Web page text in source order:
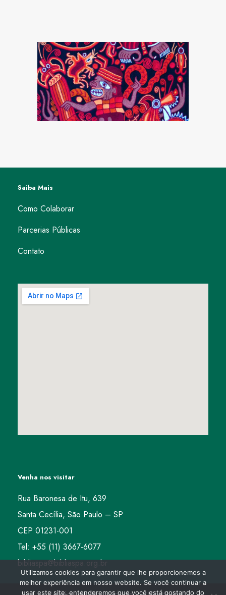
Saiba Mais
Como Colaborar
Parcerias Públicas
Contato
Venha nos visitar
Rua Baronesa de Itu, 639
Santa Cecília, São Paulo – SP
CEP 01231-001
Tel: +55 (11) 3667-6077
bibliaspa@bibliaspa.org.br
Utilizamos cookies para garantir que lhe proporcionemos a
melhor experiência em nosso website. Se você continuar a
usar este site, entenderemos que você está gostando do